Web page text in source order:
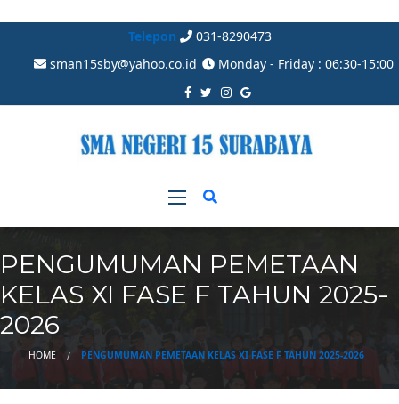
Telepon
031-8290473
sman15sby@yahoo.co.id
Monday - Friday : 06:30-15:00
PENGUMUMAN PEMETAAN
KELAS XI FASE F TAHUN 2025-
2026
HOME PENGUMUMAN PEMETAAN KELAS XI FASE F TAHUN 2025-2026